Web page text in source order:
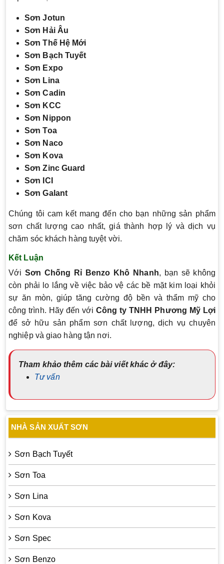
Sơn Jotun
Sơn Hải Âu
Sơn Thế Hệ Mới
Sơn Bạch Tuyết
Sơn Expo
Sơn Lina
Sơn Cadin
Sơn KCC
Sơn Nippon
Sơn Toa
Sơn Naco
Sơn Kova
Sơn Zinc Guard
Sơn ICI
Sơn Galant
Chúng tôi cam kết mang đến cho bạn những sản phẩm
sơn chất lượng cao nhất, giá thành hợp lý và dịch vụ
chăm sóc khách hàng tuyệt vời.
Kết Luận
Với Sơn Chống Rỉ Benzo Khô Nhanh, bạn sẽ không
còn phải lo lắng về việc bảo vệ các bề mặt kim loại khỏi
sự ăn mòn, giúp tăng cường độ bền và thẩm mỹ cho
công trình. Hãy đến với Công ty TNHH Phương Mỹ Lợi
để sở hữu sản phẩm sơn chất lượng, dịch vụ chuyên
nghiệp và giao hàng tận nơi.
Tham khảo thêm các bài viết khác ở đây:
Tư vấn
NHÀ SẢN XUẤT SƠN
Sơn Bạch Tuyết
Sơn Toa
Sơn Lina
Sơn Kova
Sơn Spec
Sơn Benzo